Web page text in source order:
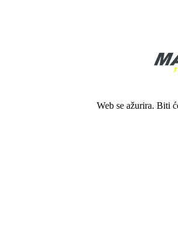
Web se ažurira. Biti